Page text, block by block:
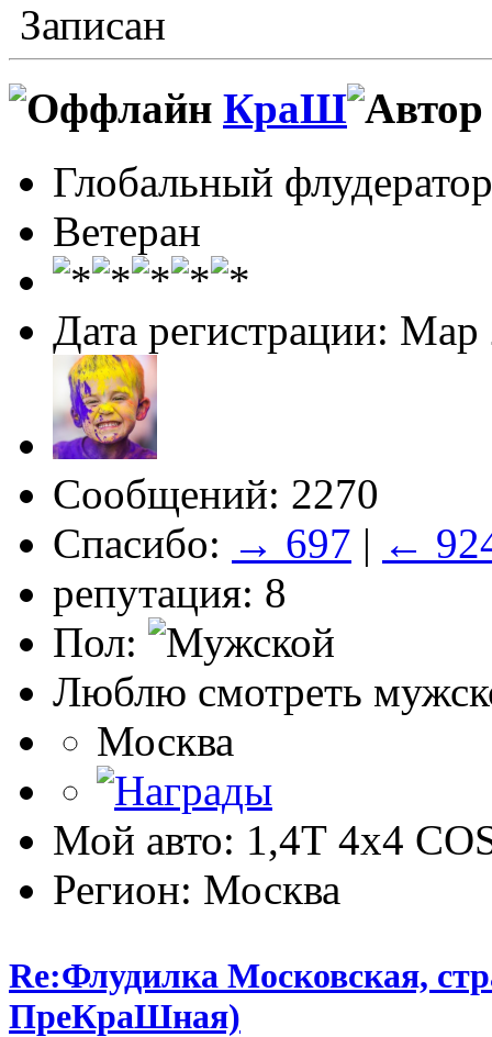
Записан
КраШ
Глобальный флудератор
Ветеран
Дата регистрации: Мар
Сообщений: 2270
Спасибо: → 697 | ←
репутация: 8
Пол:
Люблю смотреть
Москва
Мой авто: 1,4Т 4х4
Регион: Москва
Re:Флудилка Московская,
ПреКраШная)